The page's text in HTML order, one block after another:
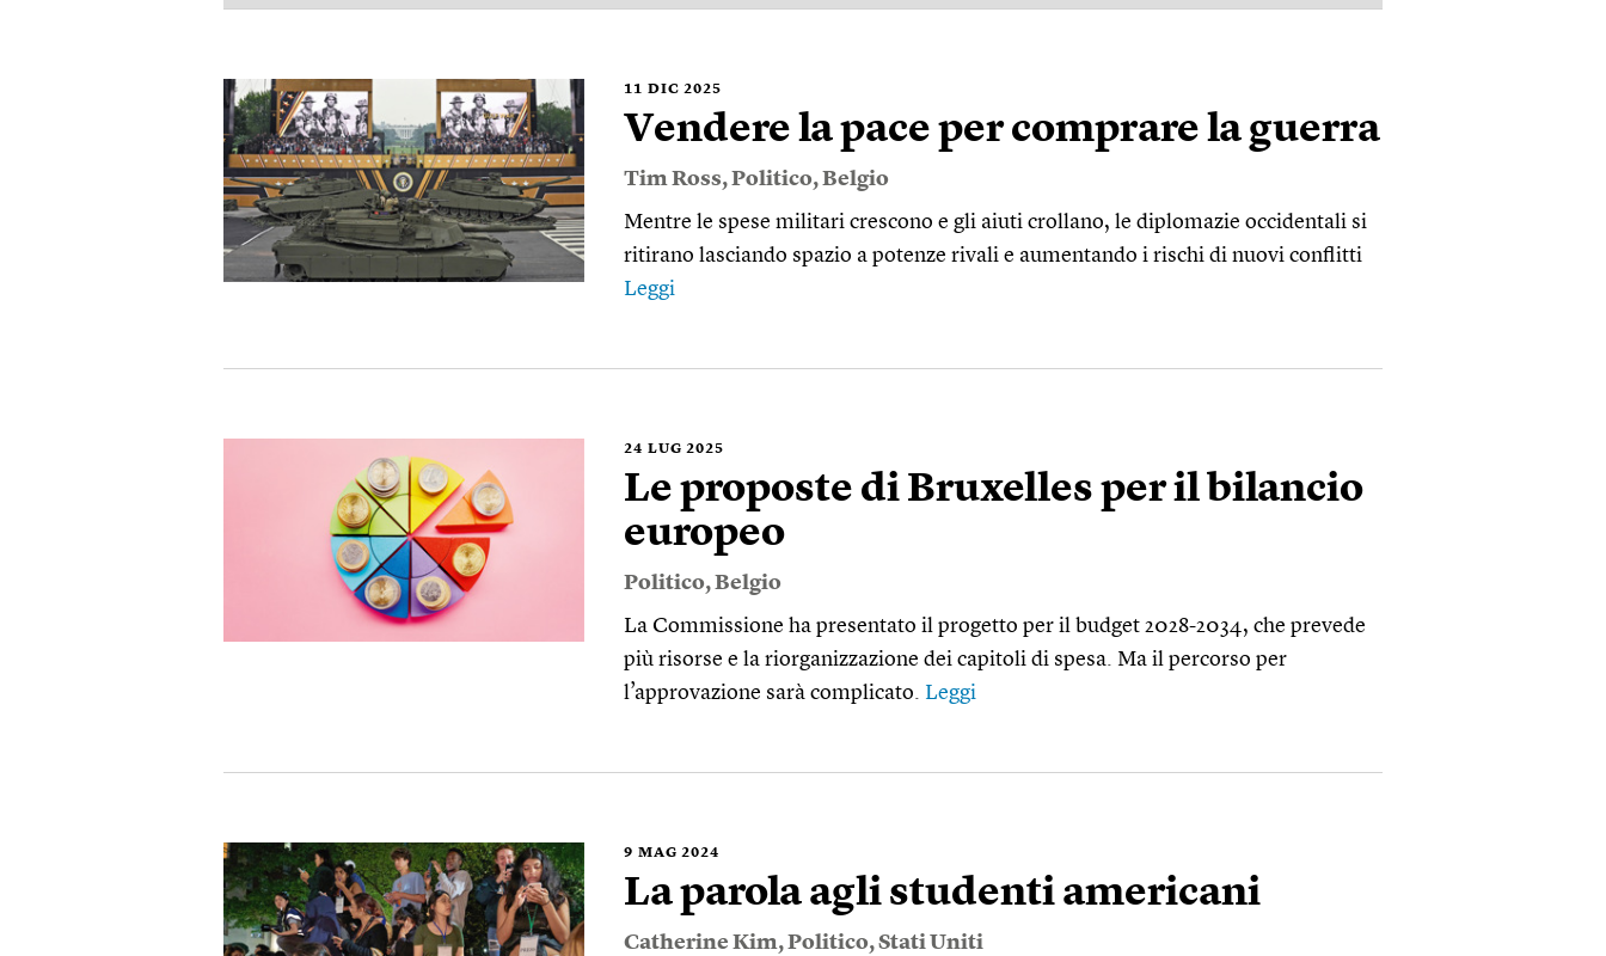
11 DIC 2025
Vendere la pace per comprare la guerra
Tim Ross,Politico,Belgio
Mentre le spese militari crescono e gli aiuti crollano, le diplomazie occidentali si
ritirano lasciando spazio a potenze rivali e aumentando i rischi di nuovi conflitti
Leggi
24 LUG 2025
Le proposte di Bruxelles per il bilancio
europeo
Politico,Belgio
La Commissione ha presentato il progetto per il budget 2028-2034, che prevede
più risorse e la riorganizzazione dei capitoli di spesa. Ma il percorso per
l’approvazione sarà complicato. Leggi
9 MAG 2024
La parola agli studenti americani
Catherine Kim,Politico,Stati Uniti